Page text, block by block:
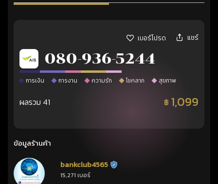
เบอร์โปรด แชร์
080-936-5244
การเงิน การงาน ความรัก โชคลาภ สุขภาพ
ผลรวม 41 ฿ 1,099
ข้อมูลร้านค้า
bankclub4565 ร้านยืนยันแล้ว
15,271 เบอร์